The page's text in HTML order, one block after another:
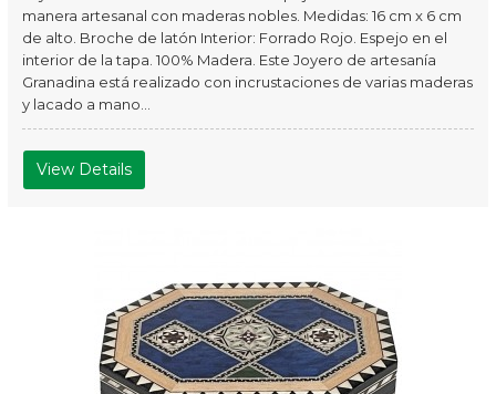
manera artesanal con maderas nobles. Medidas: 16 cm x 6 cm
de alto. Broche de latón Interior: Forrado Rojo. Espejo en el
interior de la tapa. 100% Madera. Este Joyero de artesanía
Granadina está realizado con incrustaciones de varias maderas
y lacado a mano...
View Details